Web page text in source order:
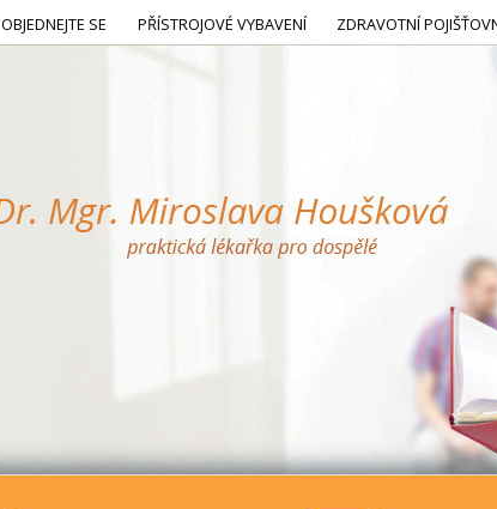
OBJEDNEJTE SE PŘÍSTROJOVÉ VYBAVENÍ ZDRAVOTNÍ